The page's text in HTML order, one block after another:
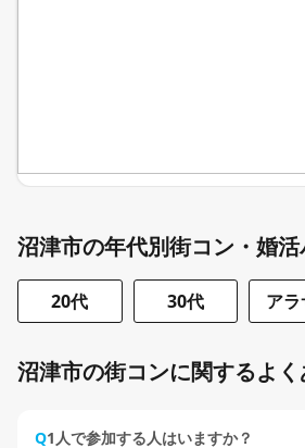
沼津市の年代別街コン・婚
20代 30代 ア
沼津市の街コンに関するよ
Q1人で参加する人はいますか？